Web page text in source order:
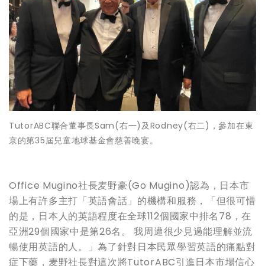
TutorABC聯合董事長Sam(右一)及Rodney(右二)，參加在東
京的第35屆兒童地球基金會慈善晚宴。
Office Mugino社長麦野豪(Go Mugino)認為，日本市
場上有許多主打「英語會話」的機構和服務，「但很可惜
的是，日本人的英語程度在全球112個國家中排名78，在
亞洲29個國家中是第26名。 我周遭很少見過能理解並流
暢使用英語的人。」為了針對日本民眾學習英語的痛點對
症下藥，麦野社長對這次將TutorABC引進日本市場信心